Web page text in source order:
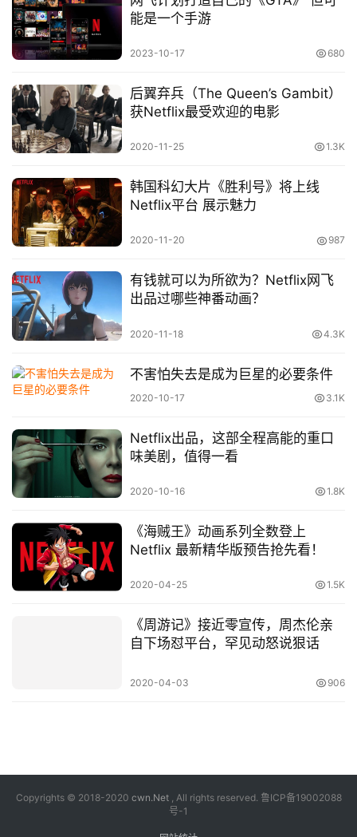
视
时
尚
动
漫
音
乐
汽
车
游
戏
科
技
能是一个手游
2023-10-17 680
后翼弃兵（The Queen’s Gambit）
获Netflix最受欢迎的电影
2020-11-25 1.3K
韩国科幻大片《胜利号》将上线
Netflix平台 展示魅力
2020-11-20 987
有钱就可以为所欲为？Netflix网飞
出品过哪些神番动画？
2020-11-18 4.3K
不害怕失去是成为巨星的必要条件
2020-10-17 3.1K
Netflix出品，这部全程高能的重口
味美剧，值得一看
2020-10-16 1.8K
《海贼王》动画系列全数登上
Netflix 最新精华版预告抢先看！
2020-04-25 1.5K
《周游记》接近零宣传，周杰伦亲
自下场怼平台，罕见动怒说狠话
2020-04-03 906
Copyrights © 2018-2020 cwn.Net , All rights reserved. 鲁ICP备19002088
号-1